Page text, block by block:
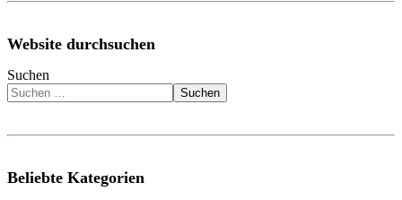
Website durchsuchen
Suchen
Suchen
Beliebte Kategorien